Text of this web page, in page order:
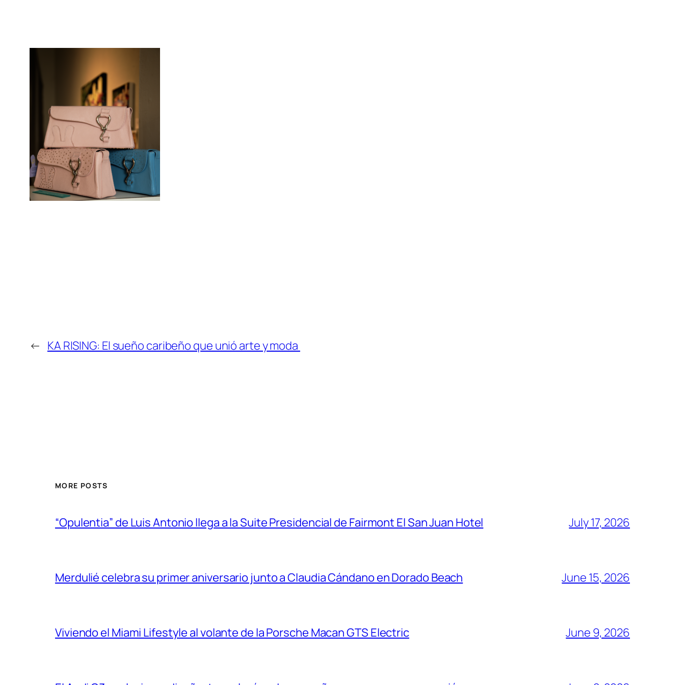
← KA RISING: El sueño caribeño que unió arte y moda
MORE POSTS
“Opulentia” de Luis Antonio llega a la Suite Presidencial de Fairmont El San Juan Hotel July 17, 2026
Merdulié celebra su primer aniversario junto a Claudia Cándano en Dorado Beach June 15, 2026
Viviendo el Miami Lifestyle al volante de la Porsche Macan GTS Electric June 9, 2026